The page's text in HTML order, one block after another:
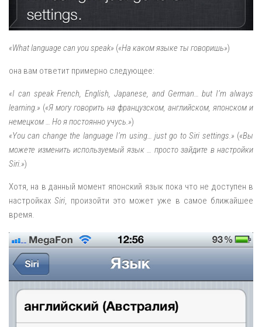
«What language can you speak» («На каком языке ты говоришь»)
она вам ответит примерно следующее:
«I can speak French, English, Japanese, and German… but I’m always
learning.» («Я могу говорить на французском, английском, японском и
немецком … Но я постоянно учусь.»)
«You can change the language I’m using… just go to Siri settings.» («Вы
можете изменить используемый язык … просто зайдите в настройки
Siri.»)
Хотя, на в данный момент японский язык пока что не доступен в
настройкахSiri, произойти это может уже в самое ближайшее
время.